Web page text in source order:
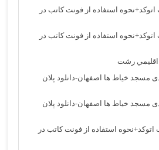
اتوکد+نحوه استفاده از فونت کاتب در
اتوکد+نحوه استفاده از فونت کاتب در
اقليمي رشت
مسجد خیاط ها اصفهان-دانلود پلان
مسجد خیاط ها اصفهان-دانلود پلان
اتوکد+نحوه استفاده از فونت کاتب در